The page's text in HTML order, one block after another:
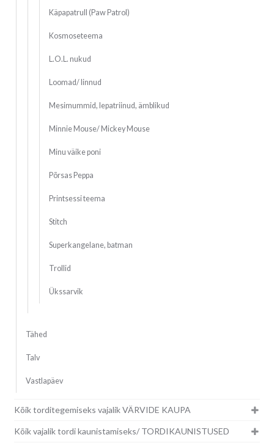
Käpapatrull (Paw Patrol)
Kosmoseteema
L.O.L. nukud
Loomad/ linnud
Mesimummid, lepatriinud, ämblikud
Minnie Mouse/ Mickey Mouse
Minu väike poni
Põrsas Peppa
Printsessi teema
Stitch
Superkangelane, batman
Trollid
Ükssarvik
Tähed
Talv
Vastlapäev
Kõik torditegemiseks vajalik VÄRVIDE KAUPA
Kõik vajalik tordi kaunistamiseks/ TORDIKAUNISTUSED